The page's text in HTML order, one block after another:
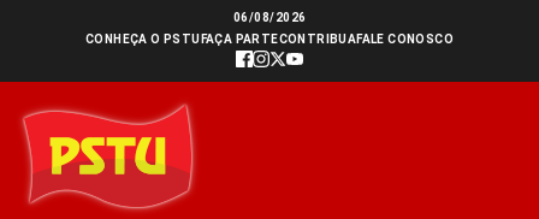
conteúdo
06/08/2026
CONHEÇA O PSTU FAÇA PARTECONTRIBUAFALE CONOSCO